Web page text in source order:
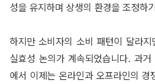
성을 유지하며 상생의 환경을 조정하
하지만 소비자의 소비 패턴이 달라지
실효성 논의가 계속되었습니다. 과
에서 이제는 온라인과 오프라인의 경